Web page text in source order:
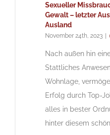
Sexueller
Gewalt – letzter
Ausland
November 24th, 2023 |
Nach außen hin
Stattliches
Wohnlage,
Erfolg durch Top-
alles in bester
hinter diesem